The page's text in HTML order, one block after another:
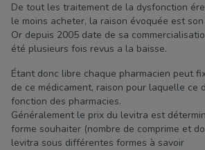
De tout les traitement de la dysfonction
le moins acheter, la raison évoquée est
Or depuis 2005 date de sa
été plusieurs fois revus a la baisse.
Étant donc libre chaque pharmacien peut
de ce médicament, raison pour laquelle ce
fonction des pharmacies.
Généralement le prix du levitra est
forme souhaiter (nombre de comprime et
levitra sous différentes formes à savoir